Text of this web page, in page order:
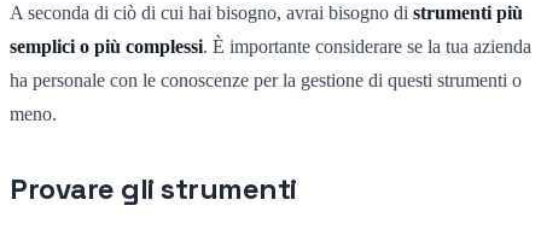
A seconda di ciò di cui hai bisogno, avrai bisogno di strumenti più
semplici o più complessi. È importante considerare se la tua azienda
ha personale con le conoscenze per la gestione di questi strumenti o
meno.
Provare gli strumenti